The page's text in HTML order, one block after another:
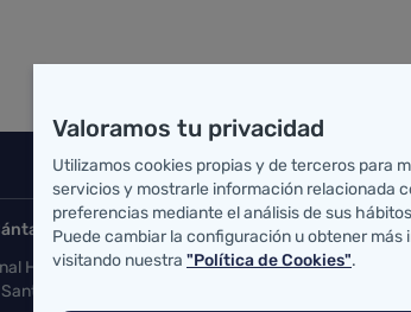
de Salud
Herrera Oria, S/N
Cantabria
Accesos
MiSalud@SCS
Voluntades previas
Valoramos tu privacidad
Utilizamos cookies propias y de terceros para
servicios y mostrarle información relacionada
preferencias mediante el análisis de sus
Puede cambiar la configuración u obtener más
visitando nuestra "Política de Cookies".